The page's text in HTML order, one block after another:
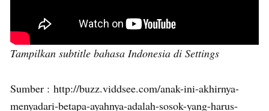
Tampilkan subtitle bahasa Indonesia di Settings
Sumber : http://buzz.viddsee.com/anak-ini-akhirnya-
menyadari-betapa-ayahnya-adalah-sosok-yang-harus-